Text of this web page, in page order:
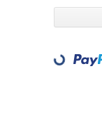
Loading...